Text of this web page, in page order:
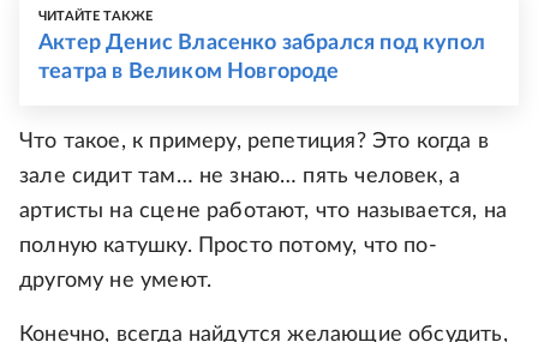
ЧИТАЙТЕ ТАКЖЕ
Актер Денис Власенко забрался под купол
театра в Великом Новгороде
Что такое, к примеру, репетиция? Это когда в
зале сидит там… не знаю… пять человек, а
артисты на сцене работают, что называется, на
полную катушку. Просто потому, что по-
другому не умеют.
Конечно, всегда найдутся желающие обсудить,